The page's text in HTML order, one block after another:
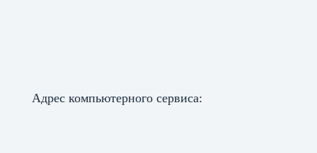
Адрес компьютерного сервиса: